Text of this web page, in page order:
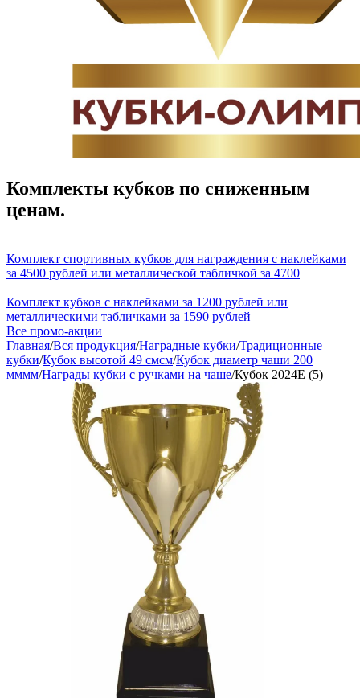
Комплекты кубков по сниженным
ценам.
Комплект спортивных кубков для награждения с наклейками
за 4500 рублей или металлической табличкой за 4700
Комплект кубков с наклейками за 1200 рублей или
металлическими табличками за 1590 рублей
Все промо-акции
Главная/Вся продукция/Наградные кубки/Традиционные
кубки/Кубок высотой 49 смсм/Кубок диаметр чаши 200
мммм/Награды кубки с ручками на чаше/Кубок 2024E (5)